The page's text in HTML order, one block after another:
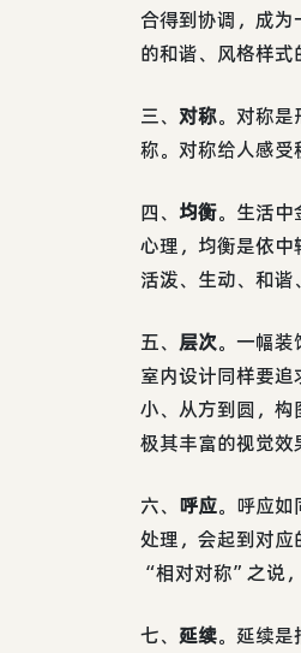
合得到协调，成
的和谐、风格样式
三、 对称。对称
称。对称给人感受
四、 均衡。生活
心理，均衡是依
活泼、生动、和谐
五、 层次。一幅装
室内设计同样要
小、从方到圆，
极其丰富的视觉效
六、 呼应。呼应
处理，会起到对应
“相对对称”之说
七、 延续。延续